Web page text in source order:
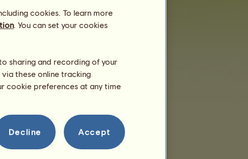
Rozmnażanie
Informacja
cookies. To learn more
. You can set your cookies
sharing and recording of your
these online tracking
cookie preferences at any time
Decline Accept